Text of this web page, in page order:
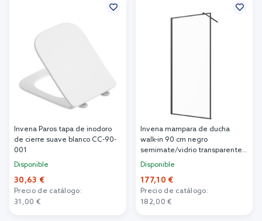
Invena Paros tapa de inodoro
de cierre suave blanco CC-90-
001
Disponible
30,63 €
Precio de catálogo:
31,00 €
Invena mampara de ducha
walk-in 90 cm negro
semimate/vidrio transparente
AK-32-198
Disponible
177,10 €
Precio de catálogo:
182,00 €